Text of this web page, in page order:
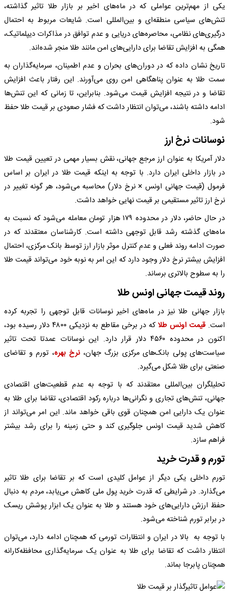
یکی از مهم‌ترین عواملی که در ماه‌های اخیر بر بازار طلا تاثیر گذاشته،
تنش‌های سیاسی منطقه‌ای و بین‌المللی است. شایعات مربوط به احتمال
درگیری‌های نظامی، محاصره‌های دریایی و عدم توافق در مذاکرات دیپلماتیک،
همگی به افزایش تقاضا برای دارایی‌های امن مانند طلا منجر شده‌اند.
تاریخ نشان داده که در دوران‌های بحران و عدم اطمینان، سرمایه‌گذاران به
سمت طلا به عنوان پناهگاهی امن روی می‌آورند. این رفتار باعث افزایش
تقاضا و در نتیجه افزایش قیمت می‌شود. بنابراین، تا زمانی که این تنش‌ها
ادامه داشته باشند، می‌توان انتظار داشت که فشار صعودی بر قیمت طلا حفظ
شود.
نوسانات نرخ ارز
دلار آمریکا به عنوان ارز مرجع جهانی، نقش بسیار مهمی در تعیین قیمت طلا
در بازار داخلی ایران دارد. با توجه به اینکه قیمت طلا در ایران بر اساس
فرمول (قیمت جهانی اونس × نرخ دلار) محاسبه می‌شود، هر گونه تغییر در
نرخ ارز تاثیر مستقیمی بر قیمت نهایی خواهد داشت.
در حال حاضر، دلار در محدوده ۱۷۹ هزار تومان معامله می‌شود که نسبت به
ماه‌های گذشته رشد قابل توجهی داشته است. کارشناسان معتقدند که در
صورت ادامه روند فعلی و عدم کنترل موثر بازار ارز توسط بانک مرکزی، احتمال
افزایش بیشتر نرخ دلار وجود دارد که این امر به نوبه خود می‌تواند قیمت طلا
را به سطوح بالاتری برساند.
روند قیمت جهانی اونس طلا
بازار جهانی طلا نیز در ماه‌های اخیر نوسانات قابل توجهی را تجربه کرده
است. قیمت اونس طلا
که در برخی مقاطع به نزدیکی ۴۸۰۰ دلار رسیده بود،
اکنون در محدوده ۴۵۶۰ دلار قرار دارد. این نوسانات عمدتا تحت تاثیر
سیاست‌های پولی بانک‌های مرکزی بزرگ جهان،نرخ بهره، تورم و تقاضای
صنعتی برای طلا شکل می‌گیرد.
تحلیلگران بین‌المللی معتقدند که با توجه به عدم قطعیت‌های اقتصادی
جهانی، تنش‌های تجاری و نگرانی‌ها درباره رکود اقتصادی، تقاضا برای طلا به
عنوان یک دارایی امن همچنان قوی باقی خواهد ماند. این امر می‌تواند از
کاهش شدید قیمت اونس جلوگیری کند و حتی زمینه را برای رشد بیشتر
فراهم سازد.
تورم و قدرت خرید
تورم داخلی یکی دیگر از عوامل کلیدی است که بر تقاضا برای طلا تاثیر
می‌گذارد. در شرایطی که قدرت خرید پول ملی کاهش می‌یابد، مردم به دنبال
حفظ ارزش دارایی‌های خود هستند و طلا به عنوان یک ابزار پوشش ریسک
در برابر تورم شناخته می‌شود.
با توجه به بالا در ایران و انتظارات تورمی که همچنان ادامه دارد، می‌توان
انتظار داشت که تقاضا برای طلا به عنوان یک سرمایه‌گذاری محافظه‌کارانه
همچنان پابرجا بماند.​